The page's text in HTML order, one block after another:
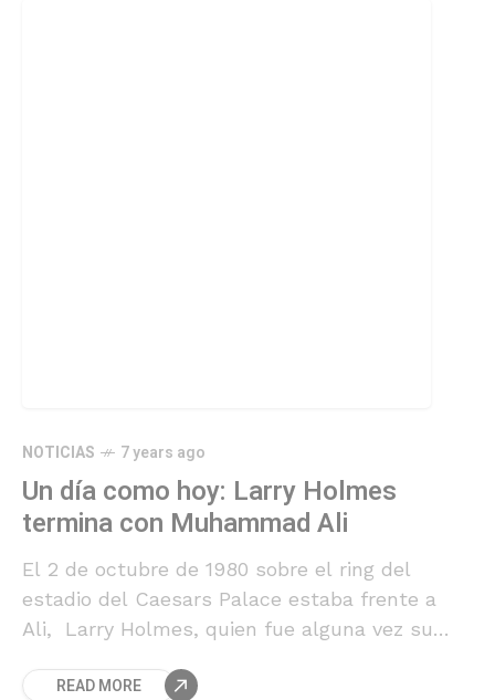
NOTICIAS 7 years ago
Un día como hoy: Larry Holmes
termina con Muhammad Ali
El 2 de octubre de 1980 sobre el ring del
estadio del Caesars Palace estaba frente a
Ali, Larry Holmes, quien fue alguna vez su
READ MORE